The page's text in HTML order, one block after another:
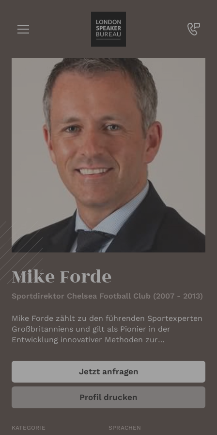
•••
Mike Forde
Sportdirektor Chelsea Football Club (2007 - 2013)
Mike Forde zählt zu den führenden Sportexperten
Großbritanniens und gilt als Pionier in der
Entwicklung innovativer Methoden zur
vergangenen 15 Jahren war er für verschiedene
Premier-League-Vereine tätig und hat sich als eine
der einflussreichsten Persönlichkeiten im
europäischen Fußball etabliert. Mit seiner
nachhaltige Erfolgskulturen aufzubauen. Sein
Jetzt anfragen
Profil drucken
KATEGORIE SPRACHEN
Sie haben Fragen?
+49 721 9209 8228
Mike Forde
IHRE KONTAKTDATEN
Ihr Name
Ihre Telefonnummer
ANGABEN ZUM REDNER